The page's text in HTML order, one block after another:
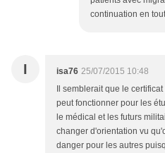
continuation en
I isa76 25/07/2015 10:48
Il semblerait que le
peut fonctionner pour les
le médical et les futurs
changer d'orientation vu
danger pour les autres